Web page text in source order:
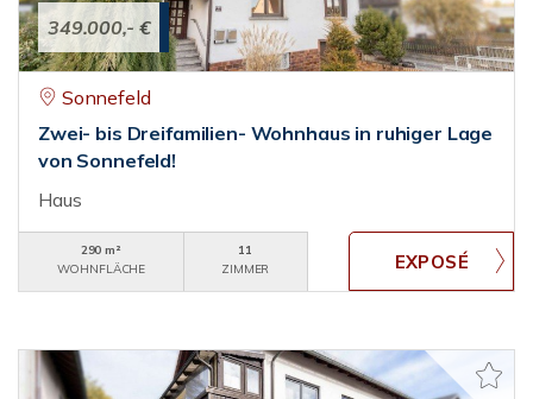
349.000,- €
Sonnefeld
Zwei- bis Dreifamilien- Wohnhaus in ruhiger Lage
von Sonnefeld!
Haus
290 m²
WOHNFLÄCHE
11
ZIMMER